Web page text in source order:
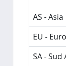
AS - Asia
EU -
SA - Sud